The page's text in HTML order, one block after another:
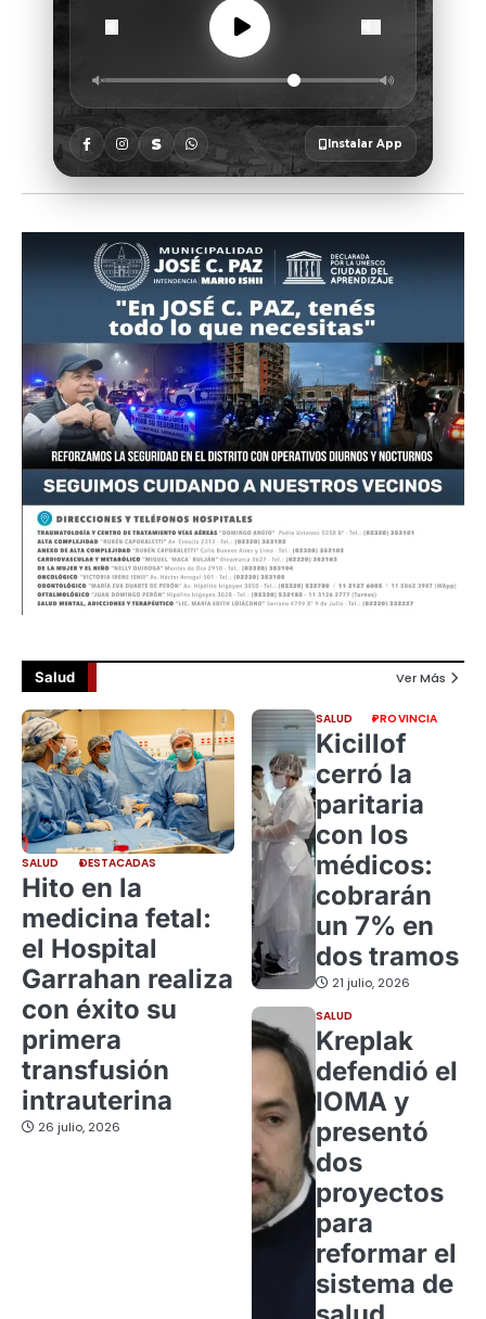
Salud Ver Más
SALUD DESTACADAS
Hito en la
medicina fetal:
el Hospital
Garrahan realiza
con éxito su
primera
transfusión
intrauterina
26 julio, 2026
SALUD PROVINCIA
Kicillof
cerró la
paritaria
con los
médicos:
cobrarán
un 7% en
dos tramos
21 julio, 2026
SALUD
Kreplak
defendió el
IOMA y
presentó
dos
proyectos
para
reformar el
sistema de